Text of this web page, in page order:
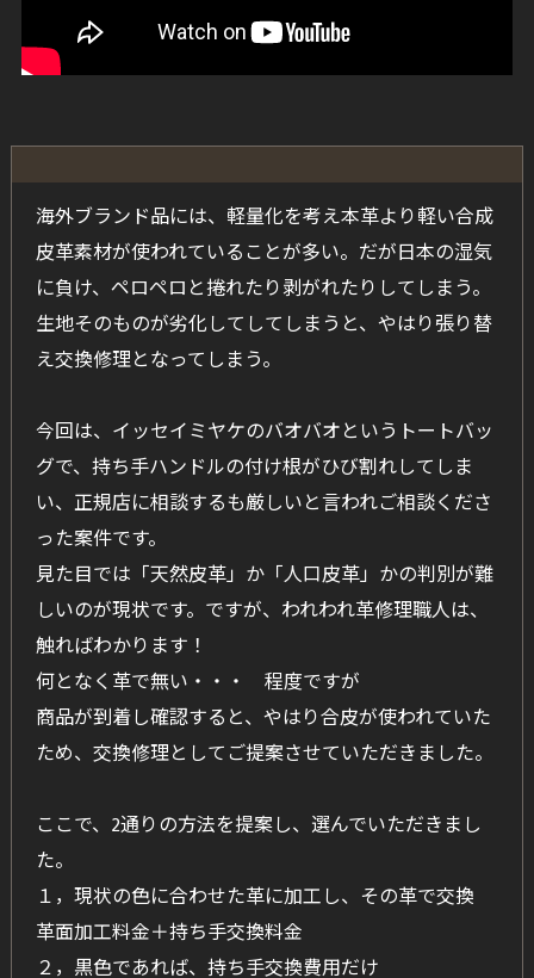
海外ブランド品には、軽量化を考え本革より軽い合成
皮革素材が使われていることが多い。だが日本の湿気
に負け、ペロペロと捲れたり剥がれたりしてしまう。
生地そのものが劣化してしてしまうと、やはり張り替
え交換修理となってしまう。
今回は、イッセイミヤケのバオバオというトートバッ
グで、持ち手ハンドルの付け根がひび割れしてしま
い、正規店に相談するも厳しいと言われご相談くださ
った案件です。
見た目では「天然皮革」か「人口皮革」かの判別が難
しいのが現状です。ですが、われわれ革修理職人は、
触ればわかります！
何となく革で無い・・・ 程度ですが
商品が到着し確認すると、やはり合皮が使われていた
ため、交換修理としてご提案させていただきました。
ここで、2通りの方法を提案し、選んでいただきまし
た。
１，現状の色に合わせた革に加工し、その革で交換
革面加工料金＋持ち手交換料金
２，黒色であれば、持ち手交換費用だけ